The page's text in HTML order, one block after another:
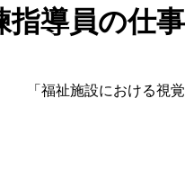
導員の仕
「福祉施設における視